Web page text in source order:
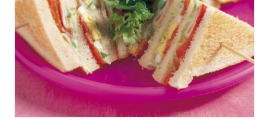
KOOKBOEKEN